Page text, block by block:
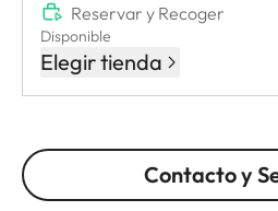
Reservar y Recoger
Disponible
Elegir tienda
Contacto y